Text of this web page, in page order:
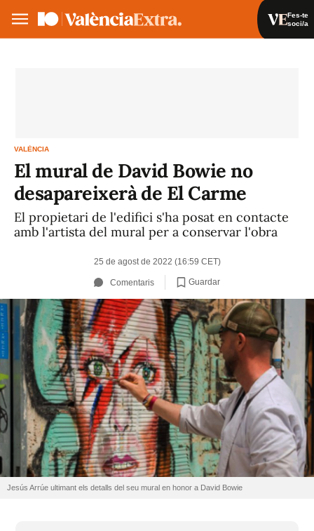
Fes-te
soci/a
VALÈNCIA
El mural de David Bowie no
desapareixerà de El Carme
El propietari de l'edifici s'ha posat en contacte
amb l'artista del mural per a conservar l'obra
25 de agost de 2022 (16:59 CET)
Comentaris Guardar
Jesús Arrúe ultimant els detalls del seu mural en honor a David Bowie